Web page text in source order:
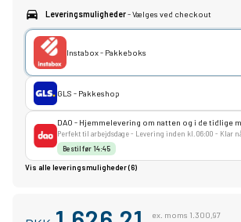
Leveringsmuligheder- Vælges ved checkout
Instabox - Pakkeboks
GLS - Pakkeshop
DAO - Hjemmelevering om natten og i de tidlige
Perfekt til arbejdsdage - Levering inden kl. 06:00 - Klar
Bestil før 14:45
Vis alle leveringsmuligheder (6)
ex. moms 1.300,97